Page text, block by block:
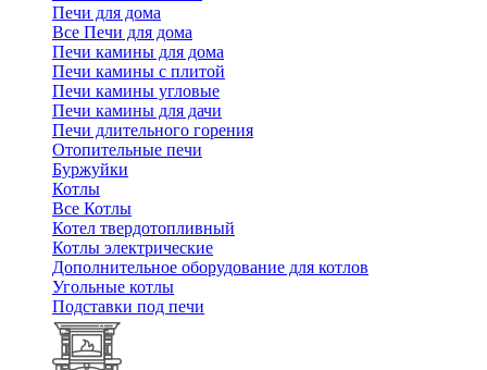
Печи для дома
Все Печи для дома
Печи камины для дома
Печи камины с плитой
Печи камины угловые
Печи камины для дачи
Печи длительного горения
Отопительные печи
Буржуйки
Котлы
Все Котлы
Котел твердотопливный
Котлы электрические
Дополнительное оборудование для котлов
Угольные котлы
Подставки под печи